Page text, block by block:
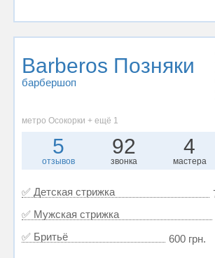
Barberos Позняки
барбершоп
метро Осокорки + ещё 1
5
отзывов
92
звонка
4
мастера
✅ Детская стрижка
✅ Мужская стрижка
✅ Бритьё
600 грн.